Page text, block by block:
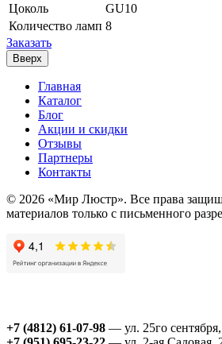
Цоколь
GU10
Количество ламп 8
Заказать
Вверх
Главная
Каталог
Блог
Акции и скидки
Отзывы
Партнеры
Контакты
© 2026 «Мир Люстр». Все права
материалов только с письменного
+7 (4812) 61-07-98 — ул. 25го